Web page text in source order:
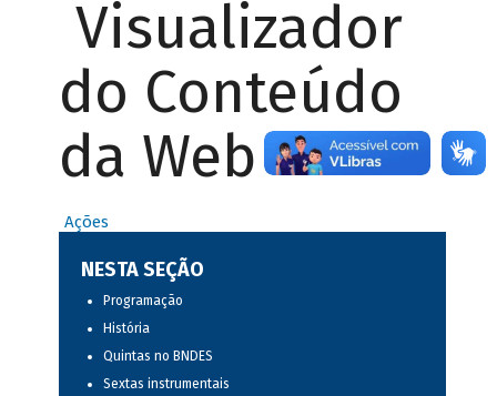
Visualizador
do Conteúdo
da Web
Ações
NESTA SEÇÃO
Programação
História
Quintas no BNDES
Sextas instrumentais